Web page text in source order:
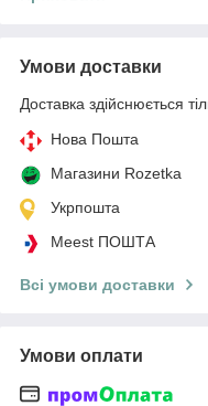
Умови доставки
Доставка здійснюється
Нова Пошта
Магазини Rozetka
Укрпошта
Meest ПОШТА
Всі умови доставки
Умови оплати